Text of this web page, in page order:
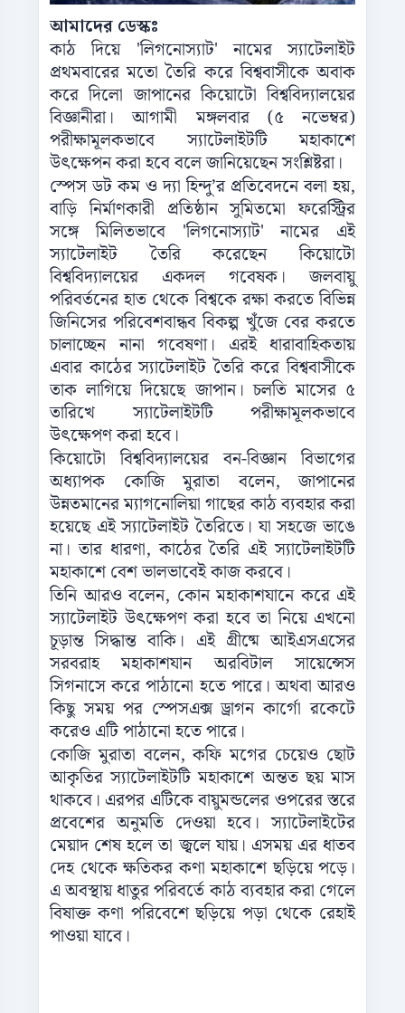
আমাদের ডেস্কঃ
কাঠ দিয়ে 'লিগনোস্যাট' নামের স্যাটেলাইট
প্রথমবারের মতো তৈরি করে বিশ্ববাসীকে অবাক
করে দিলো জাপানের কিয়োটো বিশ্ববিদ্যালয়ের
বিজ্ঞানীরা। আগামী মঙ্গলবার (৫ নভেম্বর)
পরীক্ষামূলকভাবে স্যাটেলাইটটি মহাকাশে
উৎক্ষেপন করা হবে বলে জানিয়েছেন সংশ্লিষ্টরা।
স্পেস ডট কম ও দ্যা হিন্দু’র প্রতিবেদনে বলা হয়,
বাড়ি নির্মাণকারী প্রতিষ্ঠান সুমিতমো ফরেস্ট্রির
সঙ্গে মিলিতভাবে 'লিগনোস্যাট' নামের এই
স্যাটেলাইট তৈরি করেছেন কিয়োটো
বিশ্ববিদ্যালয়ের একদল গবেষক। জলবায়ু
পরিবর্তনের হাত থেকে বিশ্বকে রক্ষা করতে বিভিন্ন
জিনিসের পরিবেশবান্ধব বিকল্প খুঁজে বের করতে
চালাচ্ছেন নানা গবেষণা। এরই ধারাবাহিকতায়
এবার কাঠের স্যাটেলাইট তৈরি করে বিশ্ববাসীকে
তাক লাগিয়ে দিয়েছে জাপান। চলতি মাসের ৫
তারিখে স্যাটেলাইটটি পরীক্ষামূলকভাবে
উৎক্ষেপণ করা হবে।
কিয়োটো বিশ্ববিদ্যালয়ের বন-বিজ্ঞান বিভাগের
অধ্যাপক কোজি মুরাতা বলেন, জাপানের
উন্নতমানের ম্যাগনোলিয়া গাছের কাঠ ব্যবহার করা
হয়েছে এই স্যাটেলাইট তৈরিতে। যা সহজে ভাঙে
না। তার ধারণা, কাঠের তৈরি এই স্যাটেলাইটটি
মহাকাশে বেশ ভালভাবেই কাজ করবে।
তিনি আরও বলেন, কোন মহাকাশযানে করে এই
স্যাটেলাইট উৎক্ষেপণ করা হবে তা নিয়ে এখনো
চূড়ান্ত সিদ্ধান্ত বাকি। এই গ্রীষ্মে আইএসএসের
সরবরাহ মহাকাশযান অরবিটাল সায়েন্সেস
সিগনাসে করে পাঠানো হতে পারে। অথবা আরও
কিছু সময় পর স্পেসএক্স ড্রাগন কার্গো রকেটে
করেও এটি পাঠানো হতে পারে।
কোজি মুরাতা বলেন, কফি মগের চেয়েও ছোট
আকৃতির স্যাটেলাইটটি মহাকাশে অন্তত ছয় মাস
থাকবে। এরপর এটিকে বায়ুমন্ডলের ওপরের স্তরে
প্রবেশের অনুমতি দেওয়া হবে। স্যাটেলাইটের
মেয়াদ শেষ হলে তা জ্বলে যায়। এসময় এর ধাতব
দেহ থেকে ক্ষতিকর কণা মহাকাশে ছড়িয়ে পড়ে।
এ অবস্থায় ধাতুর পরিবর্তে কাঠ ব্যবহার করা গেলে
বিষাক্ত কণা পরিবেশে ছড়িয়ে পড়া থেকে রেহাই
পাওয়া যাবে।